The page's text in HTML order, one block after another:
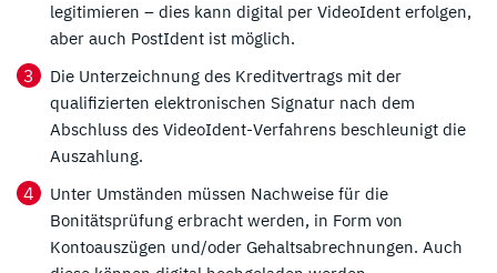
legitimieren – dies kann digital per VideoIdent erfolgen,
aber auch PostIdent ist möglich.
Die Unterzeichnung des Kreditvertrags mit der
qualifizierten elektronischen Signatur nach dem
Abschluss des VideoIdent-Verfahrens beschleunigt die
Auszahlung.
Unter Umständen müssen Nachweise für die
Bonitätsprüfung erbracht werden, in Form von
Kontoauszügen und/oder Gehaltsabrechnungen. Auch